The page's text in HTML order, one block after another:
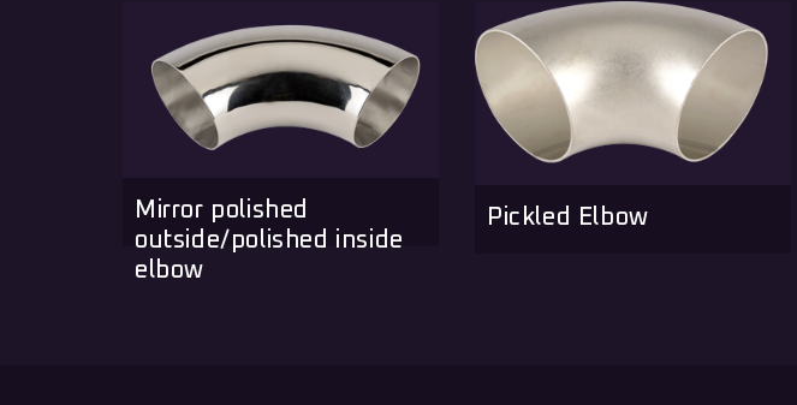
Mirror polished
outside/polished inside
elbow
Pickled Elbow